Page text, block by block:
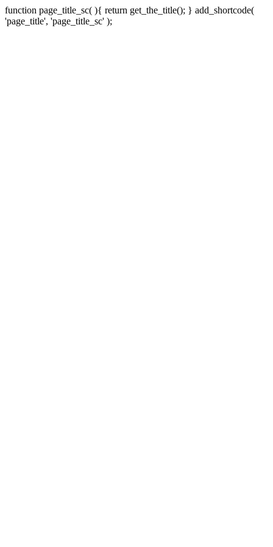
function page_title_sc( ){ return get_the_title(); } add_shortcode(
'page_title', 'page_title_sc' );